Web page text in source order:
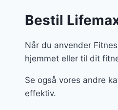
Bestil
Når du anvender
hjemmet eller til dit
Se også vores andre
effektiv.